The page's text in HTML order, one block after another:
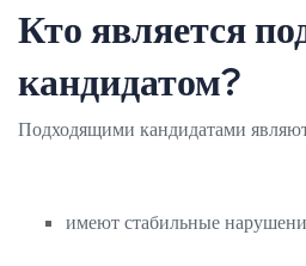
Кто является
кандидатом?
Подходящими кандидатами
имеют стабильные